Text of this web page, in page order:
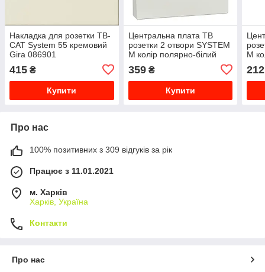
Накладка для розетки ТВ-
САТ System 55 кремовий
Gira 086901
415 ₴
Купити
Центральна плата ТВ
розетки 2 отвори SYSTEM
M колір полярно-білий
359₴
Купити
M
212
Про нас
100% позитивних з 309 відгуків за рік
Працює з 11.01.2021
м. Харків
Харків, Україна
Контакти
Про нас